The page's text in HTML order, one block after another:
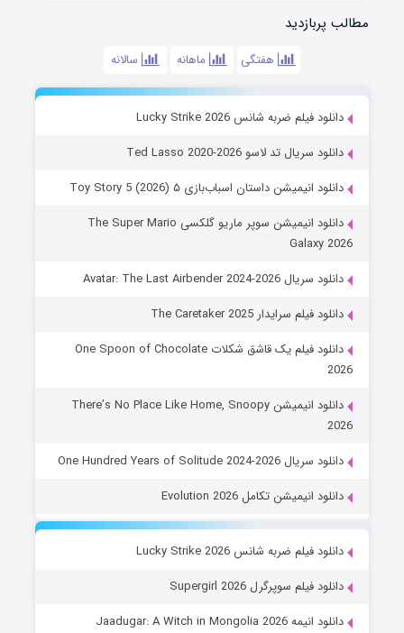
مطالب پربازدید
هفتگی ماهانه سالانه
دانلود فیلم ضربه شانس Lucky Strike 2026
دانلود سریال تد لاسو Ted Lasso 2020-2026
دانلود انیمیشن داستان اسباب‌بازی ۵ Toy Story 5 (2026)
دانلود انیمیشن سوپر ماریو گلکسی The Super Mario
Galaxy 2026
دانلود سریال Avatar: The Last Airbender 2024-2026
دانلود فیلم سرایدار The Caretaker 2025
دانلود فیلم یک قاشق شکلات One Spoon of Chocolate
2026
دانلود انیمیشن There’s No Place Like Home, Snoopy
2026
دانلود سریال One Hundred Years of Solitude 2024-2026
دانلود انیمیشن تکامل Evolution 2026
دانلود فیلم ضربه شانس Lucky Strike 2026
دانلود فیلم سوپرگرل Supergirl 2026
دانلود انیمه Jaadugar: A Witch in Mongolia 2026